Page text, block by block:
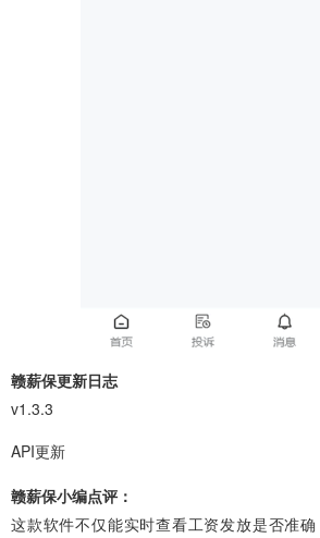
赣薪保更新日志
v1.3.3
API更新
赣薪保小编点评：
这款软件不仅能实时查看工资发放是否准